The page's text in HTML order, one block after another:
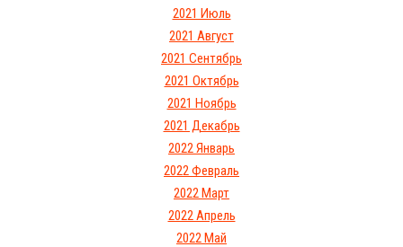
2021 Июль
2021 Август
2021 Сентябрь
2021 Октябрь
2021 Ноябрь
2021 Декабрь
2022 Январь
2022 Февраль
2022 Март
2022 Апрель
2022 Май